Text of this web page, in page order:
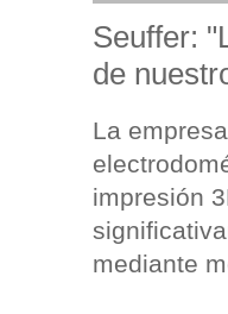
Seuffer:
de
La
impresión
mediante